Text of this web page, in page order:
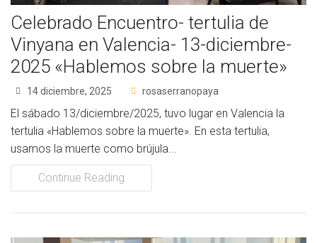
Colaboramos con
Formaciones
Nuestra propuesta de formación
Acompañamiento
Noticias
Contacto
Celebrado Encuentro- tertulia de
Vinyana en Valencia- 13-diciembre-
2025 «Hablemos sobre la muerte»
14 diciembre, 2025 rosaserranopaya
El sábado 13/diciembre/2025, tuvo lugar en Valencia la
tertulia «Hablemos sobre la muerte». En esta tertulia,
usamos la muerte como brújula...
Continue Reading